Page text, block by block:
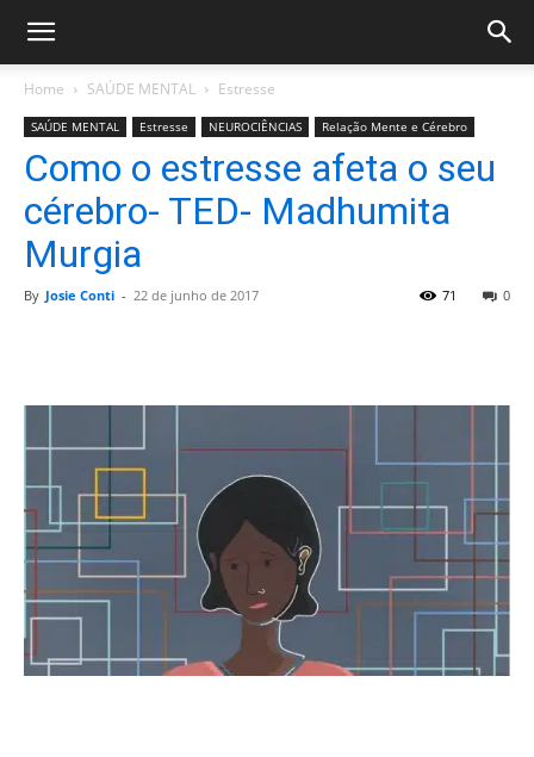
Home SAÚDE MENTAL Estresse
SAÚDE MENTAL Estresse NEUROCIÊNCIAS Relação Mente e Cérebro
Como o estresse afeta o seu
cérebro- TED- Madhumita
Murgia
By Josie Conti - 22 de junho de 2017 0
71